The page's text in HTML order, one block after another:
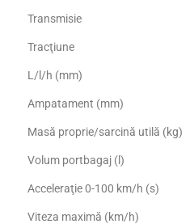
Transmisie
Tracţiune
L/l/h (mm)
Ampatament (mm)
Masă proprie/sarcină utilă (kg)
Volum portbagaj (l)
Acceleraţie 0-100 km/h (s)
Viteza maximă (km/h)